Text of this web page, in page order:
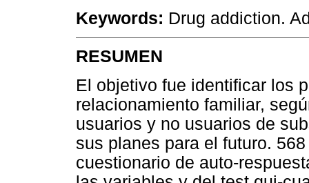
Keywords: Drug addiction.
RESUMEN
El objetivo fue identificar los
relacionamiento familiar,
usuarios y no usuarios de
sus planes para el futuro.
cuestionario de auto-